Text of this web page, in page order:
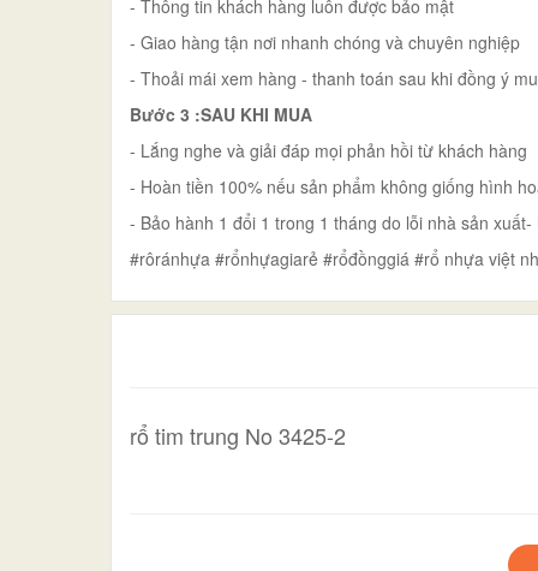
- Thông tin khách hàng luôn được bảo mật
- Giao hàng tận nơi nhanh chóng và chuyên nghiệp
- Thoải mái xem hàng - thanh toán sau khi đồng ý
Bước 3 :SAU KHI MUA
- Lắng nghe và giải đáp mọi phản hồi từ khách hàng
- Hoàn tiền 100% nếu sản phẩm không giống hình
- Bảo hành 1 đổi 1 trong 1 tháng do lỗi nhà sản
#rôránhựa #rổnhựagiarẻ #rổđồnggiá #rổ nhựa việt
rổ tim trung No 3425-2